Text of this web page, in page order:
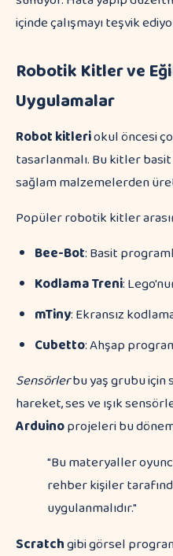
içinde çalışmayı teşvik
Robotik Kitler ve
Uygulamalar
Robot kitleriokul öncesi
tasarlanmalı. Bu kitler
sağlam malzemelerden
Popüler robotik kitler
Bee-Bot: Basit
Kodlama Treni:
mTiny: Ekransız
Cubetto: Ahşap
Sensörlerbu yaş grubu için
hareket, ses ve ışık
Arduinoprojeleri bu
"Bu materyaller
rehber kişiler
uygulanmalıdır."
Scratchgibi görsel